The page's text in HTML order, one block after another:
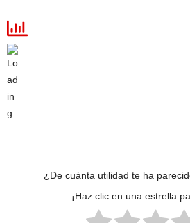
¿De cuánta utilidad te ha
¡Haz clic en una estrella